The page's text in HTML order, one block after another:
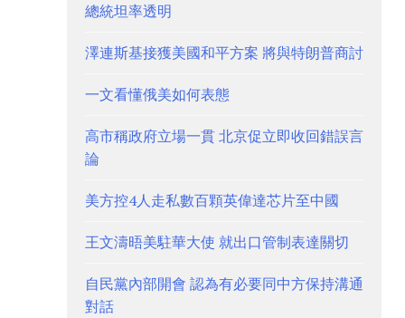
總統坦率透明
澤連斯基接獲美國和平方案 將與特朗普商討
一文看懂俄美如何表態
高市稱政府立場一貫 北京促立即收回錯誤言
論
美方控4人走私數百顆英偉達芯片至中國
王文濤晤美駐華大使 就出口管制表達關切
自民黨內部開會 認為有必要同中方保持溝通
對話